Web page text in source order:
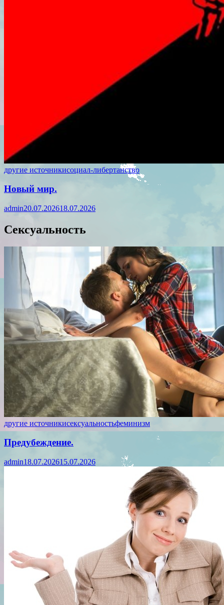
другие источникисоциал-либертанство
Новый мир.
admin20.07.202618.07.2026
Сексуальность
другие источникисексуальностьфеминизм
Предубеждение.
admin18.07.202615.07.2026